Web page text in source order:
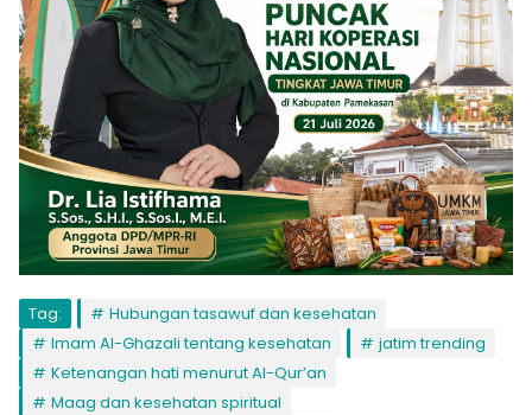
Tag:
Hubungan tasawuf dan kesehatan
Imam Al-Ghazali tentang kesehatan
jatim trending
Ketenangan hati menurut Al-Qur’an
Maag dan kesehatan spiritual